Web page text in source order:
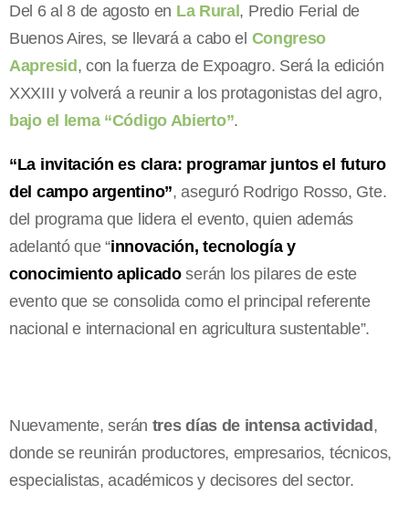
Del 6 al 8 de agosto en La Rural, Predio Ferial de
Buenos Aires, se llevará a cabo el Congreso
Aapresid, con la fuerza de Expoagro. Será la edición
XXXIII y volverá a reunir a los protagonistas del agro,
bajo el lema “Código Abierto”.
“La invitación es clara: programar juntos el futuro
del campo argentino”, aseguró Rodrigo Rosso, Gte.
del programa que lidera el evento, quien además
adelantó que “innovación, tecnología y
conocimiento aplicadoserán los pilares de este
evento que se consolida como el principal referente
nacional e internacional en agricultura sustentable”.
Nuevamente, serán tres días de intensa actividad,
donde se reunirán productores, empresarios, técnicos,
especialistas, académicos y decisores del sector.